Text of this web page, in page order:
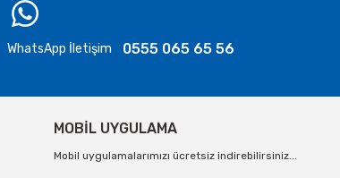
WhatsApp İletişim 0555 065 65 56
MOBİL UYGULAMA
Mobil uygulamalarımızı ücretsiz indirebilirsiniz...